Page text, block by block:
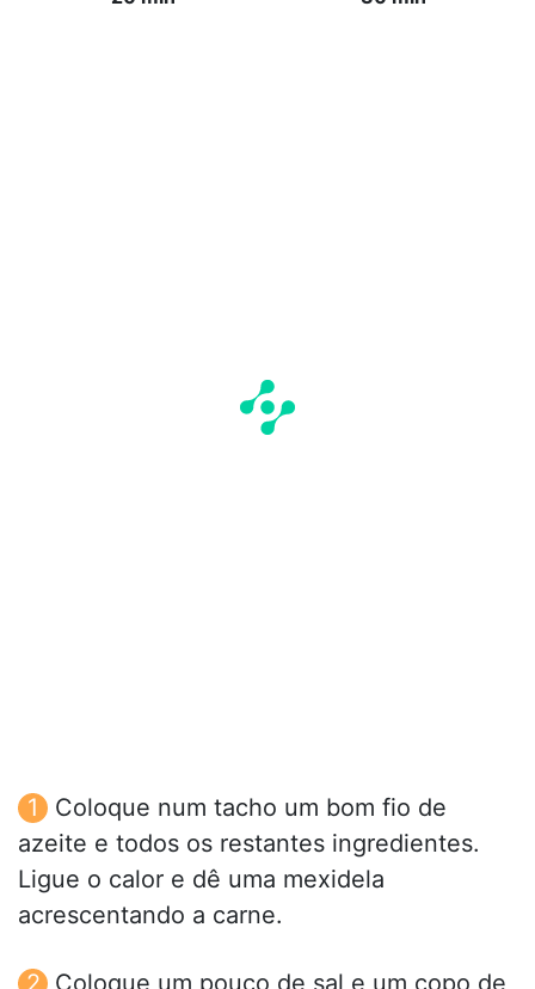
Coloque num tacho um bom fio de
azeite e todos os restantes ingredientes.
Ligue o calor e dê uma mexidela
acrescentando a carne.